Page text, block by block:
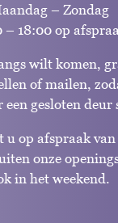
– Zondag
– 18:00 op
wilt komen,
of mailen,
een gesloten deur
u op afspraak
onze
in het weekend.